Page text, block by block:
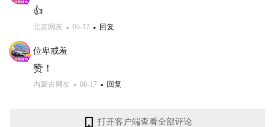
👍
北京网友 06-17 回复
位卑戒羞
赞！
内蒙古网友 06-17 回复
打开客户端查看全部评论